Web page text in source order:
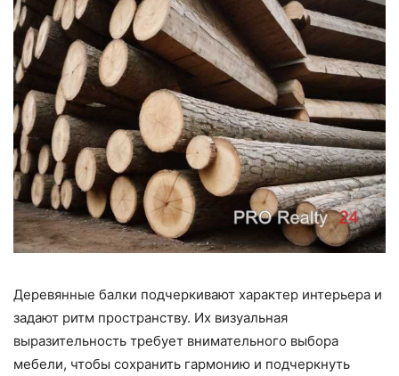
Деревянные балки подчеркивают характер интерьера и
задают ритм пространству. Их визуальная
выразительность требует внимательного выбора
мебели, чтобы сохранить гармонию и подчеркнуть